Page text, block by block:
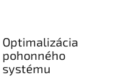
Optimalizácia
pohonného
systému